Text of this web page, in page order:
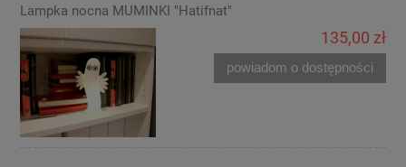
Lampka nocna MUMINKI "Hatifnat"
135,00 zł
powiadom o dostępności